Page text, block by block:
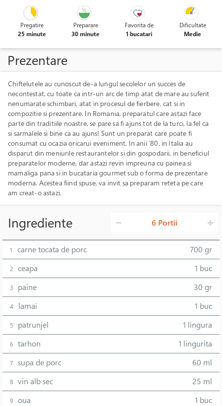
Pregatire
25 minute
Preparare
30 minute
Favorita de
1 bucatari
Dificultate
Medie
Prezentare
Chiftelutele au cunoscut de-a lungul secolelor un succes de
necontestat, cu toate ca intr-un arc de timp atat de mare au suferit
nenumarate schimbari, atat in procesul de fierbere, cat si in
compozitie si prezentare. In Romania, preparatul care astazi face
parte din traditiile noastre, se pare sa fi ajuns tot de la turci, la fel ca
si sarmalele si bine ca au ajuns! Sunt un preparat care poate fi
consumat cu ocazia oricarui eveniment. In anii '80, in Italia au
disparut din meniurile restaurantelor si din gospodarii, in beneficiul
preparatelor moderne, dar astazi revin impreuna cu painea si
mamaliga pana si in bucataria gourmet sub o forma de prezentare
moderna. Acestea fiind spuse, va invit sa preparam reteta pe care
am creat-o astazi.
Ingrediente 6 Portii
1 carne tocata de porc 700 gr
2 ceapa 1 buc
3 paine 30 gr
4 lamai 1 buc
5 patrunjel 1 lingura
6 tarhon 1 lingurita
7 supa de porc 60 ml
8 vin alb sec 25 ml
9 oua 1 buc